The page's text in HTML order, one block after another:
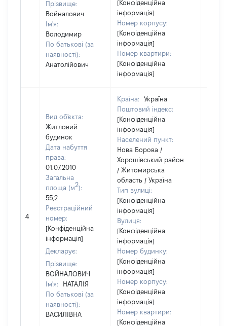
Прізвище:
Войналович
Ім'я:
Володимир
По батькові (за
наявності):
Анатолійович
[Конфіденційна
інформація]
Номер корпусу:
[Конфіденційна
інформація]
Номер квартири:
[Конфіденційна
інформація]
4
Вид об'єкта:
Житловий
будинок
Дата набуття
права:
01.07.2010
Загальна
площа (м2):
55,2
Реєстраційний
номер:
[Конфіденційна
інформація]
Декларує:
Прізвище:
ВОЙНАЛОВИЧ
Ім'я:
НАТАЛІЯ
По батькові (за
наявності):
ВАСИЛІВНА
Країна:
Україна
Поштовий індекс:
[Конфіденційна
інформація]
Населений пункт:
Нова Борова /
Хорошівський район
/ Житомирська
область / Україна
Тип вулиці:
[Конфіденційна
інформація]
Вулиця:
[Конфіденційна
інформація]
Номер будинку:
[Конфіденційна
інформація]
Номер корпусу:
[Конфіденційна
інформація]
Номер квартири:
[Конфіденційна